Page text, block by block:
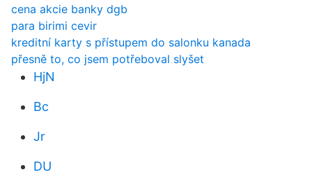
cena akcie banky dgb
para birimi cevir
kreditní karty s přístupem do salonku kanada
přesně to, co jsem potřeboval slyšet
HjN
Bc
Jr
DU